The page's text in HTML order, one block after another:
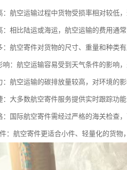
：航空运输过程中货物受损率相对较低
：相比陆运或海运，航空运输的费用通
：航空寄件对货物的尺寸、重量和种类
响：航空运输容易受到天气条件的影响
：航空运输的碳排放量较高，对环境的
：大多数航空寄件服务提供实时跟踪功
：国际航空寄件需经过严格的海关检查
：航空寄件更适合小件、轻量化的货物